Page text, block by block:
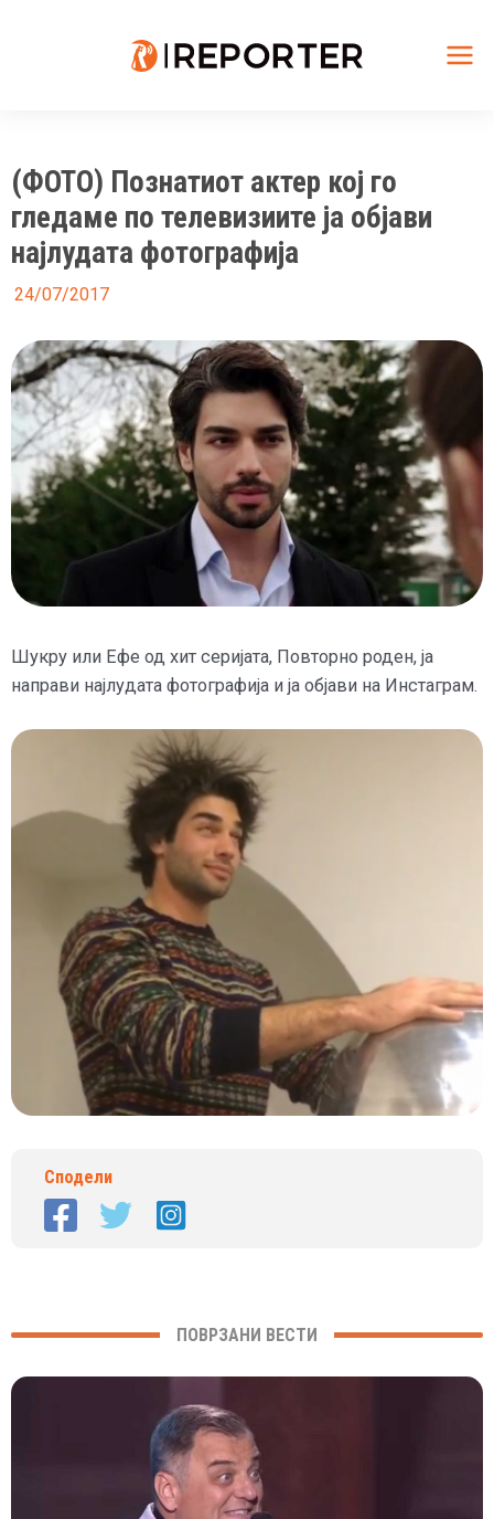
(ФОТО) Познатиот актер кој го
гледаме по телевизиите ја објави
најлудата фотографија
24/07/2017
Шукру или Ефе од хит серијата, Повторно роден, ја
направи најлудата фотографија и ја објави на Инстаграм.
Сподели
ПОВРЗАНИ ВЕСТИ